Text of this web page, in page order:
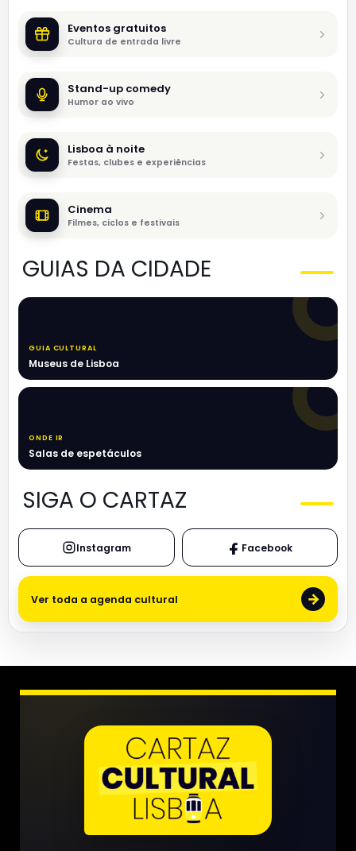
Eventos gratuitos
Cultura de entrada livre
Stand-up comedy
Humor ao vivo
Lisboa à noite
Festas, clubes e experiências
Cinema
Filmes, ciclos e festivais
GUIAS DA CIDADE
GUIA CULTURAL
Museus de Lisboa
ONDE IR
Salas de espetáculos
SIGA O CARTAZ
Instagram Facebook
Ver toda a agenda cultural →